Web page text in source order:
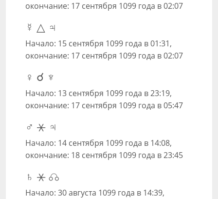
окончание: 17 сентября 1099 года в 02:07
☿ △ ♃
Начало: 15 сентября 1099 года в 01:31,
окончание: 17 сентября 1099 года в 02:07
♀ ☌ ♆
Начало: 13 сентября 1099 года в 23:19,
окончание: 17 сентября 1099 года в 05:47
♂ ⚹ ♃
Начало: 14 сентября 1099 года в 14:08,
окончание: 18 сентября 1099 года в 23:45
♄ ⚹ ☊
Начало: 30 августа 1099 года в 14:39,